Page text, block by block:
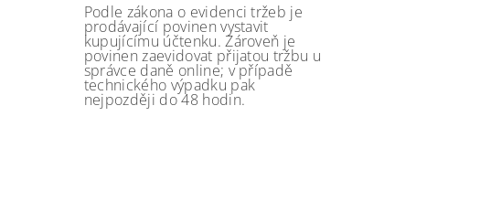
Podle zákona o evidenci tržeb je
prodávající povinen vystavit
kupujícímu účtenku. Zároveň je
povinen zaevidovat přijatou tržbu u
správce daně online; v případě
technického výpadku pak
nejpozději do 48 hodin.